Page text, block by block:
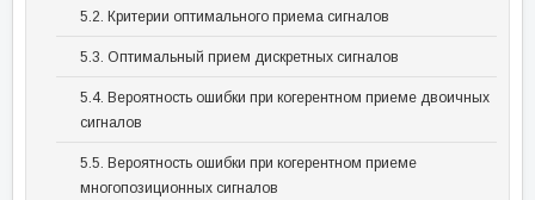
5.2. Критерии оптимального приема сигналов
5.3. Оптимальный прием дискретных сигналов
5.4. Вероятность ошибки при когерентном приеме двоичных
сигналов
5.5. Вероятность ошибки при когерентном приеме
многопозиционных сигналов